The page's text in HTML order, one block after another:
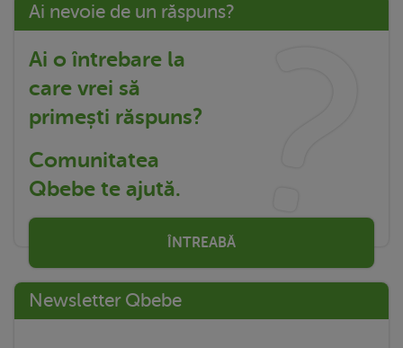
Ai nevoie de un răspuns?
Ai o întrebare la
care vrei să
primești răspuns?
Comunitatea
Qbebe te ajută.
ÎNTREABĂ
Newsletter Qbebe